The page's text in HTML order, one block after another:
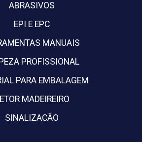
ABRASIVOS
EPI E EPC
MANUAIS
PROFISSIONAL
PARA EMBALAGEM
MADEIREIRO
SINALIZACÃO